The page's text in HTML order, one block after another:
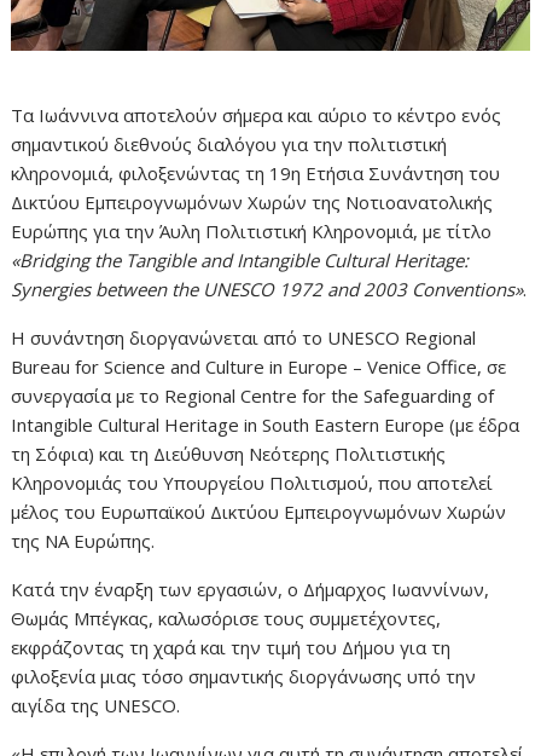
Τα Ιωάννινα αποτελούν σήμερα και αύριο το κέντρο ενός
σημαντικού διεθνούς διαλόγου για την πολιτιστική
κληρονομιά, φιλοξενώντας τη 19η Ετήσια Συνάντηση του
Δικτύου Εμπειρογνωμόνων Χωρών της Νοτιοανατολικής
Ευρώπης για την Άυλη Πολιτιστική Κληρονομιά, με τίτλο
«Bridging the Tangible and Intangible Cultural Heritage:
Synergies between the UNESCO 1972 and 2003 Conventions».
Η συνάντηση διοργανώνεται από το UNESCO Regional
Bureau for Science and Culture in Europe – Venice Office, σε
συνεργασία με το Regional Centre for the Safeguarding of
Intangible Cultural Heritage in South Eastern Europe (με έδρα
τη Σόφια) και τη Διεύθυνση Νεότερης Πολιτιστικής
Κληρονομιάς του Υπουργείου Πολιτισμού, που αποτελεί
μέλος του Ευρωπαϊκού Δικτύου Εμπειρογνωμόνων Χωρών
της ΝΑ Ευρώπης.
Κατά την έναρξη των εργασιών, ο Δήμαρχος Ιωαννίνων,
Θωμάς Μπέγκας, καλωσόρισε τους συμμετέχοντες,
εκφράζοντας τη χαρά και την τιμή του Δήμου για τη
φιλοξενία μιας τόσο σημαντικής διοργάνωσης υπό την
αιγίδα της UNESCO.